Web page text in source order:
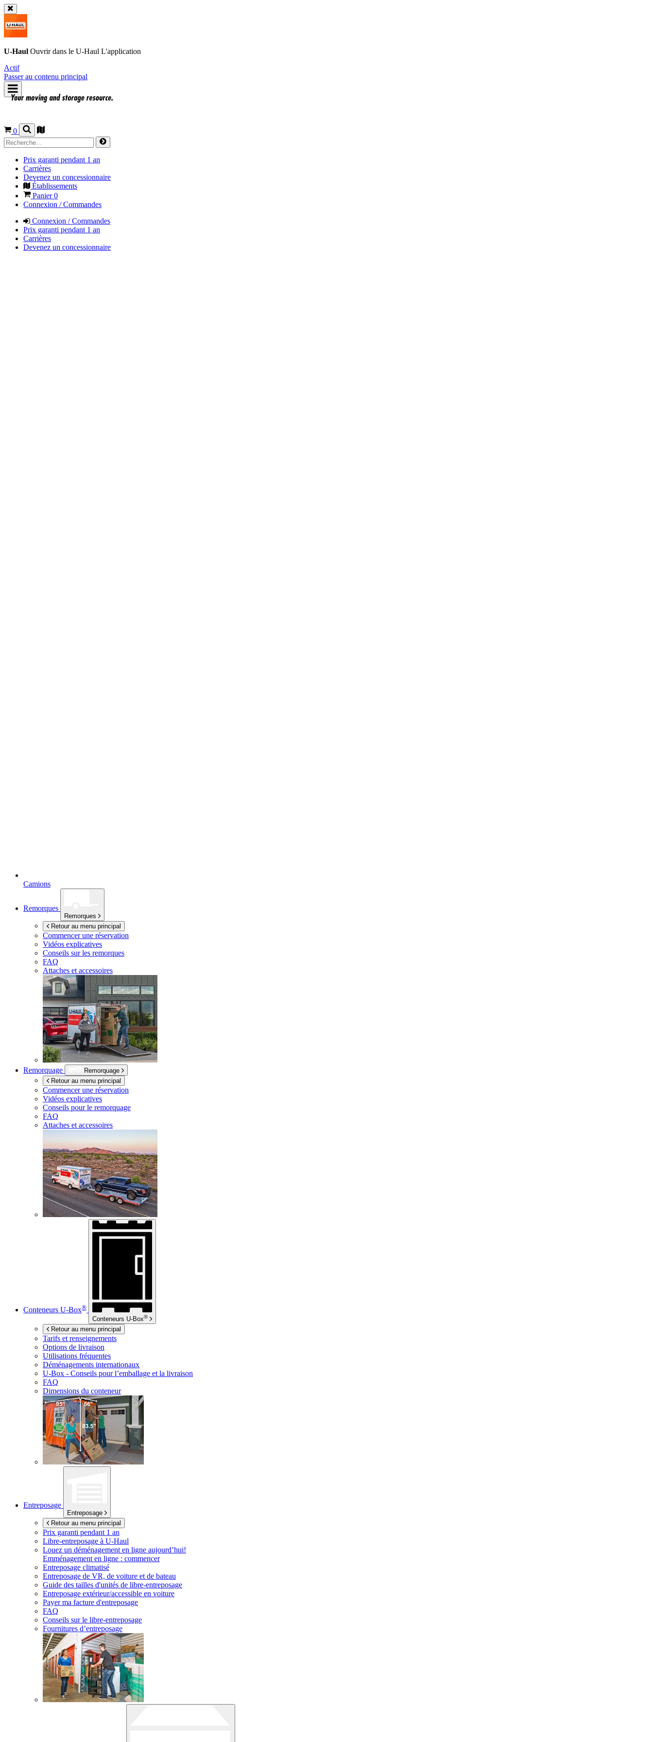
U-Haul Ouvrir dans le U-Haul L'application
Actif
Passer au contenu principal
0
Prix garanti pendant 1 an
Carrières
Devenez un concessionnaire
Établissements
Panier0
Connexion / Commandes
Connexion / Commandes
Prix garanti pendant 1 an
Carrières
Devenez un concessionnaire
Camions
Remorques
Remorques
Retour au menu principal
Commencer une réservation
Vidéos explicatives
Conseils sur les remorques
FAQ
Attaches et accessoires
Remorquage
Remorquage
Retour au menu principal
Commencer une réservation
Vidéos explicatives
Conseils pour le remorquage
FAQ
Attaches et accessoires
Conteneurs U-Box®
Conteneurs U-Box®
Retour au menu principal
Tarifs et renseignements
Options de livraison
Utilisations fréquentes
Déménagements internationaux
U-Box - Conseils pour l’emballage et la livraison
FAQ
Dimensions du conteneur
Entreposage
Entreposage
Retour au menu principal
Prix garanti pendant 1 an
Libre-entreposage à U-Haul
Louez un déménagement en ligne aujourd’hui!
Emménagement en ligne : commencer
Entreposage climatisé
Entreposage de VR, de voiture et de bateau
Guide des tailles d'unités de libre-entreposage
Entreposage extérieur/accessible en voiture
Payer ma facture d'entreposage
FAQ
Conseils sur le libre-entreposage
Fournitures d’entreposage